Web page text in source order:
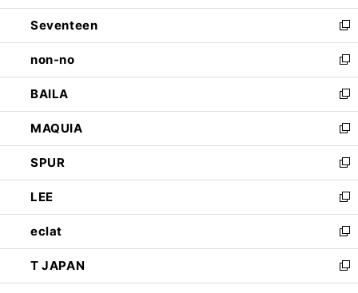
開
く
ウ
で
開
く
ン
ド
ウ
で
開
く
Seventeen
新
し
い
ウ
ィ
ン
ド
ウ
で
開
く
non-no
新
し
い
ウ
ィ
ン
ド
ウ
で
開
く
BAILA
新
し
い
ウ
ィ
ン
ド
ウ
で
開
く
MAQUIA
新
し
い
ウ
ィ
ン
ド
ウ
で
開
SPUR
新
し
い
ウ
ィ
ン
ド
ウ
LEE
新
し
い
ウ
ィ
ン
eclat
新
し
い
ウ
T JAPAN
新
し